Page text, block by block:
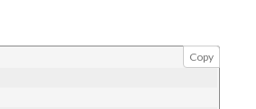
Copy